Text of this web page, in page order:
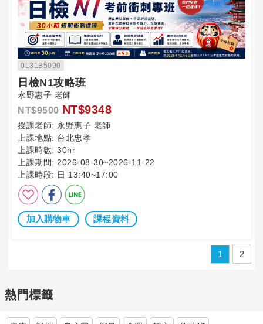
0L31B5090
日檢N1攻略班
永野惠子 老師
NT$9500 NT$9348
授課老師: 永野惠子 老師
上課地點: 台北忠孝
上課時數: 30hr
上課期間: 2026-08-30~2026-11-22
上課時段: 日 13:40~17:00
加入購物車 課程資料
1 2
熱門標籤